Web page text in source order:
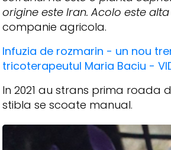
origine este Iran. Acolo este
companie agricola.
Infuzia de rozmarin - un nou
tricoterapeutul Maria Baciu -
In 2021 au strans prima roada
stibla se scoate manual.